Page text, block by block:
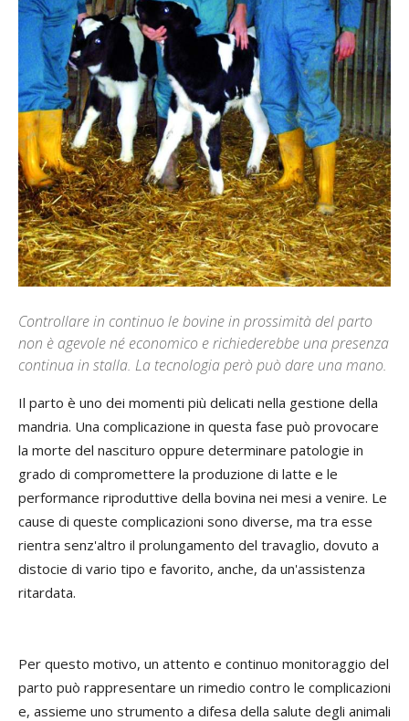
Controllare in continuo le bovine in prossimità del parto
non è agevole né economico e richiederebbe una presenza
continua in stalla. La tecnologia però può dare una mano.
Il parto è uno dei momenti più delicati nella gestione della
mandria. Una complicazione in questa fase può provocare
la morte del nascituro oppure determinare patologie in
grado di compromettere la produzione di latte e le
performance riproduttive della bovina nei mesi a venire. Le
cause di queste complicazioni sono diverse, ma tra esse
rientra senz'altro il prolungamento del travaglio, dovuto a
distocie di vario tipo e favorito, anche, da un'assistenza
ritardata.
Per questo motivo, un attento e continuo monitoraggio del
parto può rappresentare un rimedio contro le complicazioni
e, assieme uno strumento a difesa della salute degli animali